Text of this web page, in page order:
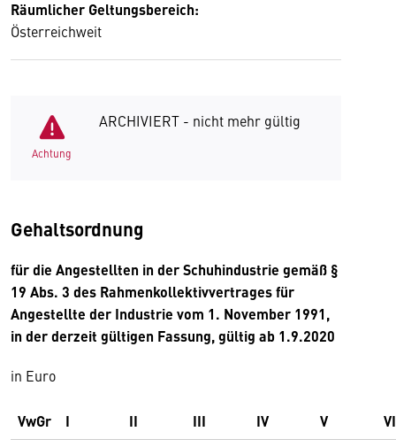
Räumlicher Geltungsbereich:
Österreichweit
Achtung
ARCHIVIERT - nicht mehr gültig
Gehaltsordnung
für die Angestellten in der Schuhindustrie gemäß §
19 Abs. 3 des Rahmenkollektivvertrages für
Angestellte der Industrie vom 1. November 1991,
in der derzeit gültigen Fassung, gültig ab 1.9.2020
in Euro
VwGr I II III IV V VI